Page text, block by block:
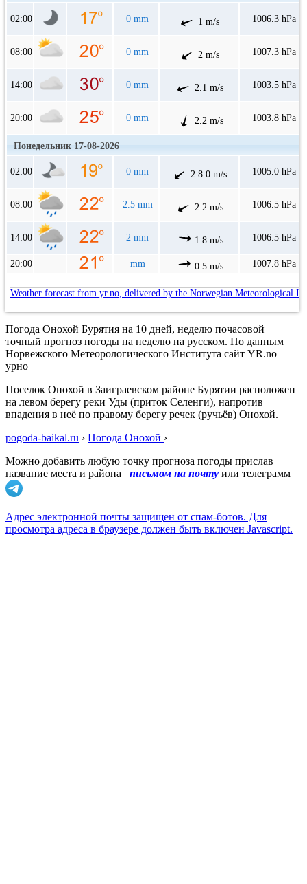
02:00 0 mm 1 m/s 1006.3 hPa
08:00 0 mm 2 m/s 1007.3 hPa
14:00 0 mm 2.1 m/s 1003.5 hPa
20:00 0 mm 2.2 m/s 1003.8 hPa
Понедельник 17-08-2026
02:00 0 mm 2.8.0 m/s 1005.0 hPa
08:00 2.5 mm 2.2 m/s 1006.5 hPa
14:00 2 mm 1.8 m/s 1006.5 hPa
20:00 mm 0.5 m/s 1007.8 hPa
Weather forecast from yr.no, delivered by the Norwegian Meteorological
Погода Онохой Бурятия на 10 дней, неделю почасовой
точный прогноз погоды на неделю на русском. По данным
Норвежского Метеорологического Института сайт YR.no
урно
Поселок Онохой в Заиграевском районе Бурятии расположен
на левом берегу реки Уды (приток Селенги), напротив
впадения в неё по правому берегу речек (ручьёв) Онохой.
pogoda-baikal.ru › Погода Онохой ›
Можно добавить любую точку прогноза погоды прислав
название места и района
письмом на почту или телеграмм
Адрес электронной почты защищен от спам-ботов. Для
просмотра адреса в браузере должен быть включен Javascript.